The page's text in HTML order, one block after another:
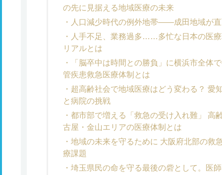
の先に見据える地域医療の未来
人口減少時代の例外地帯――成田地域が
人手不足、業務過多……多忙な日本の医
リアルとは
「脳卒中は時間との勝負」に横浜市全
管疾患救急医療体制とは
超高齢社会で地域医療はどう変わる？ 愛
と病院の挑戦
都市部で増える「救急の受け入れ難」 高
古屋・金山エリアの医療体制とは
地域の未来を守るために 大阪府北部の救
療課題
埼玉県民の命を守る最後の砦として。医